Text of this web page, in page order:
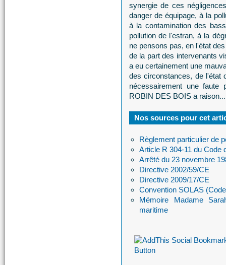
synergie de ces
danger de équipage, à la
à la contamination des
pollution de l'estran, à la
ne pensons pas, en l'état
de la part des intervenants
a eu certainement une
des circonstances, de l'état
nécessairement une
ROBIN DES BOIS a raison...
Nos sources pour cet
Règlement particulier de
Article R 304-11 du Code
Arrêté du 23 novembre
Directive 2002/59/CE
Directive 2009/17/CE
Convention SOLAS
Mémoire Madame
maritime